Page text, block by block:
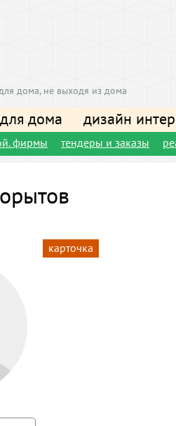
дома, не выходя из дома
дома дизайн
фирмы тендеры и заказы
карточка